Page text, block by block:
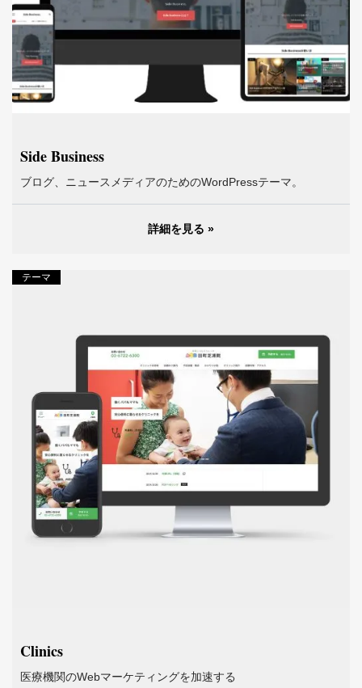
Side Business
ブログ、ニュースメディアのためのWordPressテーマ。
詳細を見る »
テーマ
Clinics
医療機関のWebマーケティングを加速する